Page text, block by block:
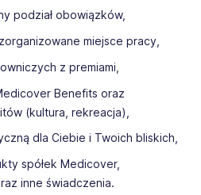
podział obowiązków,
miejsce pracy,
z premiami,
Benefits oraz
(kultura, rekreacja),
dla Ciebie i Twoich bliskich,
spółek Medicover,
inne świadczenia.